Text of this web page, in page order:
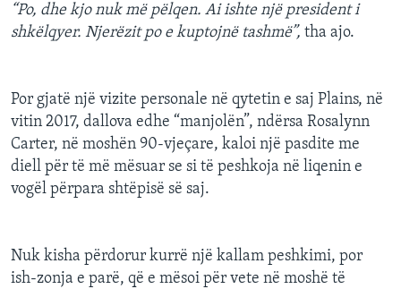
“Po, dhe kjo nuk më pëlqen. Ai ishte një president i
shkëlqyer. Njerëzit po e kuptojnë tashmë”, tha ajo.
Por gjatë një vizite personale në qytetin e saj Plains, në
vitin 2017, dallova edhe “manjolën”, ndërsa Rosalynn
Carter, në moshën 90-vjeçare, kaloi një pasdite me
diell për të më mësuar se si të peshkoja në liqenin e
vogël përpara shtëpisë së saj.
Nuk kisha përdorur kurrë një kallam peshkimi, por
ish-zonja e parë, që e mësoi për vete në moshë të